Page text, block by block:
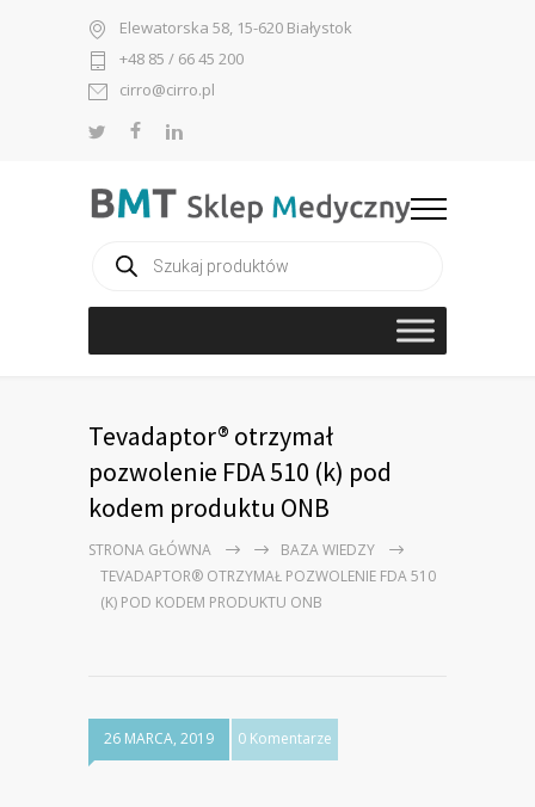
Elewatorska 58, 15-620 Białystok
+48 85 / 66 45 200
cirro@cirro.pl
produktów
Tevadaptor® otrzymał
pozwolenie FDA 510 (k) pod
kodem produktu ONB
STRONA GŁÓWNA
BAZA WIEDZY
TEVADAPTOR® OTRZYMAŁ POZWOLENIE FDA 510
(K) POD KODEM PRODUKTU ONB
26 MARCA, 2019 0 Komentarze